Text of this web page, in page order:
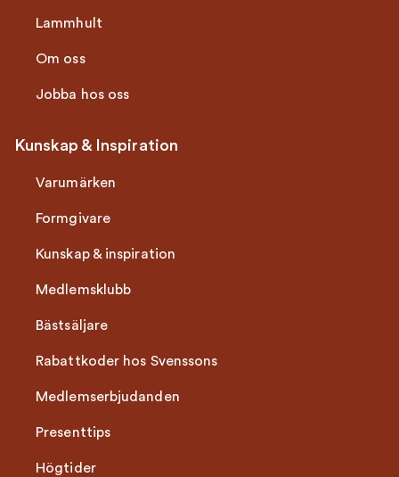
Lammhult
Om oss
Jobba hos oss
Kunskap & Inspiration
Varumärken
Formgivare
Kunskap & inspiration
Medlemsklubb
Bästsäljare
Rabattkoder hos Svenssons
Medlemserbjudanden
Presenttips
Högtider